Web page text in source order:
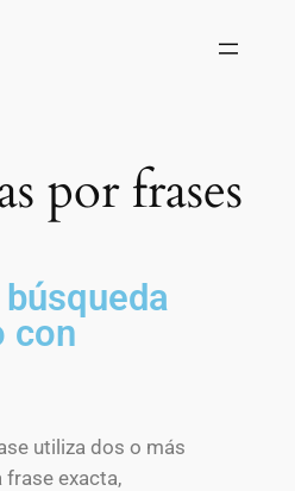
por frases
con
utiliza dos o más
frase exacta,